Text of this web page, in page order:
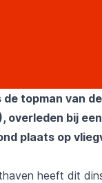
topman van
overleden bij
plaats op
heeft dit